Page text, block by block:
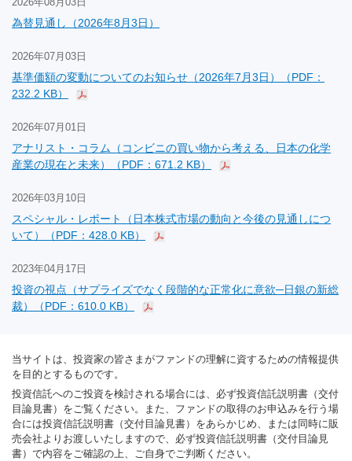
為替見通し（2026年8月3日）
2026年07月03日
基準価額の変動についてのお知らせ（2026年7月3日）（PDF：
232.2 KB）
2026年07月01日
アナリスト・コラム（コンビニの買い物から考える、日本の化学
産業の現在と未来）（PDF：671.2 KB）
2026年03月10日
スペシャル・レポート（日本株式市場の動向と今後の見通しにつ
いて）（PDF：428.0 KB）
2023年04月17日
投資の視点（サプライズでなく段階的な正常化に意欲─日銀の新総
裁）（PDF：610.0 KB）
当サイトは、投資家の皆さまがファンドの理解に資するための情報提供
を目的とするものです。
投資信託へのご投資を検討される場合には、必ず投資信託説明書（交付
目論見書）をご覧ください。また、ファンドの取得のお申込みを行う場
合には投資信託説明書（交付目論見書）をあらかじめ、または同時に販
売会社よりお渡しいたしますので、必ず投資信託説明書（交付目論見
書）で内容をご確認の上、ご自身でご判断ください。